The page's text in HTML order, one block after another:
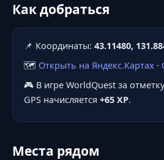
Как добраться
📌 Координаты: 43.11480,
🗺️ Открыть на Яндекс.Картах ·
🎮 В игре WorldQuest за
GPS начисляется +65 XP.
Места рядом